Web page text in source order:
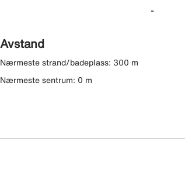
-
Avstand
Nærmeste strand/badeplass: 300 m
Nærmeste sentrum: 0 m